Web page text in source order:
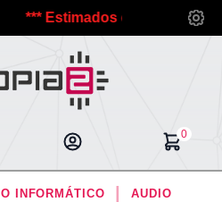
Estimados clientes, debido a
0
INFORMÁTICO
AUDIO